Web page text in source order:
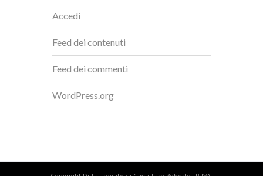
Accedi
Feed dei contenuti
Feed dei commenti
WordPress.org